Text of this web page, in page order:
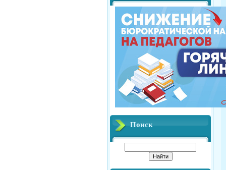
Поиск